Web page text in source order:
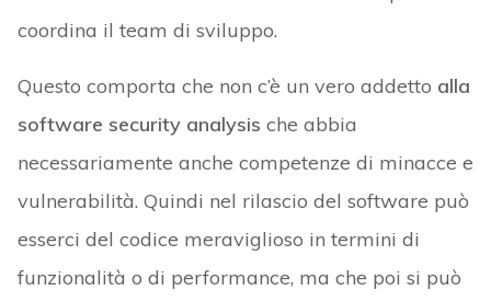
coordina il team di sviluppo.
Questo comporta che non c’è un vero addetto alla
software security analysis che abbia
necessariamente anche competenze di minacce e
vulnerabilità. Quindi nel rilascio del software può
esserci del codice meraviglioso in termini di
funzionalità o di performance, ma che poi si può